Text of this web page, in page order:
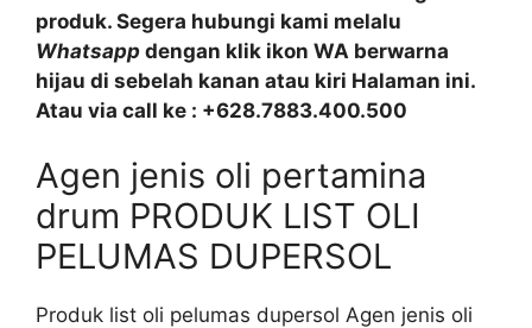
produk. Segera hubungi kami melalu
Whatsapp dengan klik ikon WA berwarna
hijau di sebelah kanan atau kiri Halaman ini.
Atau via call ke : +628.7883.400.500
Agen jenis oli pertamina
drum PRODUK LIST OLI
PELUMAS DUPERSOL
Produk list oli pelumas dupersol Agen jenis oli